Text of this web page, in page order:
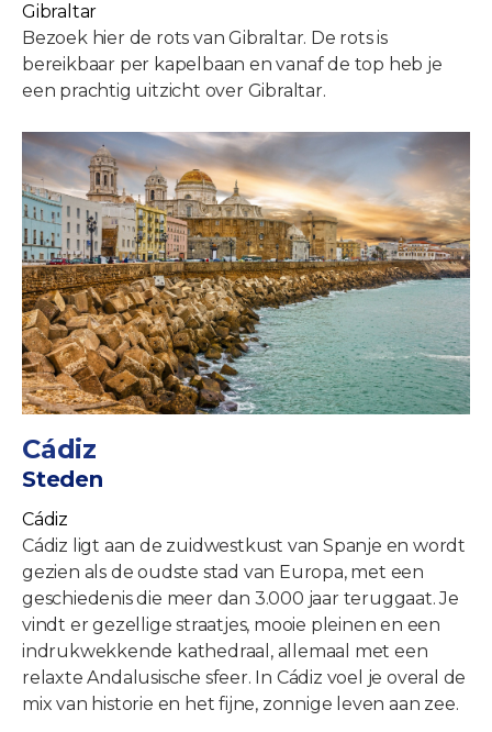
Gibraltar
Bezoek hier de rots van Gibraltar. De rots is
bereikbaar per kapelbaan en vanaf de top heb je
een prachtig uitzicht over Gibraltar.
Cádiz
Steden
Cádiz
Cádiz ligt aan de zuidwestkust van Spanje en wordt
gezien als de oudste stad van Europa, met een
geschiedenis die meer dan 3.000 jaar teruggaat. Je
vindt er gezellige straatjes, mooie pleinen en een
indrukwekkende kathedraal, allemaal met een
relaxte Andalusische sfeer. In Cádiz voel je overal de
mix van historie en het fijne, zonnige leven aan zee.